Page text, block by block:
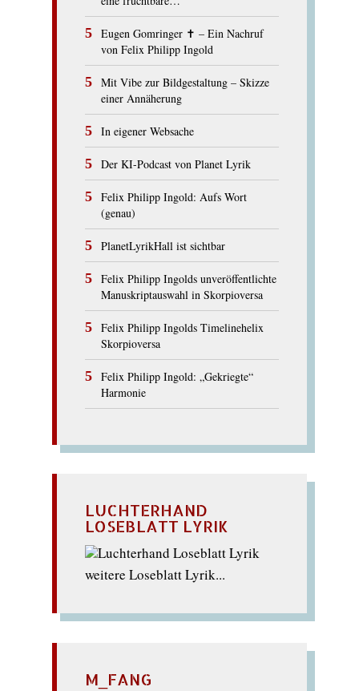
Eugen Gomringer ✝︎ – Ein Nachruf
von Felix Philipp Ingold
Mit Vibe zur Bildgestaltung – Skizze
einer Annäherung
In eigener Websache
Der KI-Podcast von Planet Lyrik
Felix Philipp Ingold: Aufs Wort
(genau)
PlanetLyrikHall ist sichtbar
Felix Philipp Ingolds unveröffentlichte
Manuskriptauswahl in Skorpioversa
Felix Philipp Ingolds Timelinehelix
Skorpioversa
Felix Philipp Ingold: „Gekriegte“
Harmonie
LUCHTERHAND
LOSEBLATT LYRIK
weitere Loseblatt Lyrik...
M_FANG